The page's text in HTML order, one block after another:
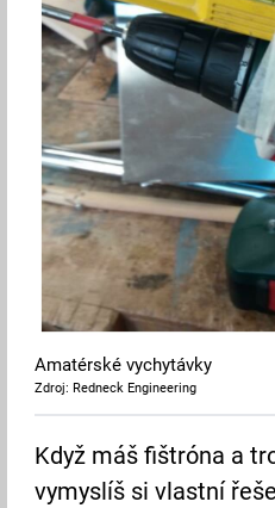
Amatérské vychytávky
Zdroj: Redneck Engineering
Když máš fištróna a
vymyslíš si vlastní